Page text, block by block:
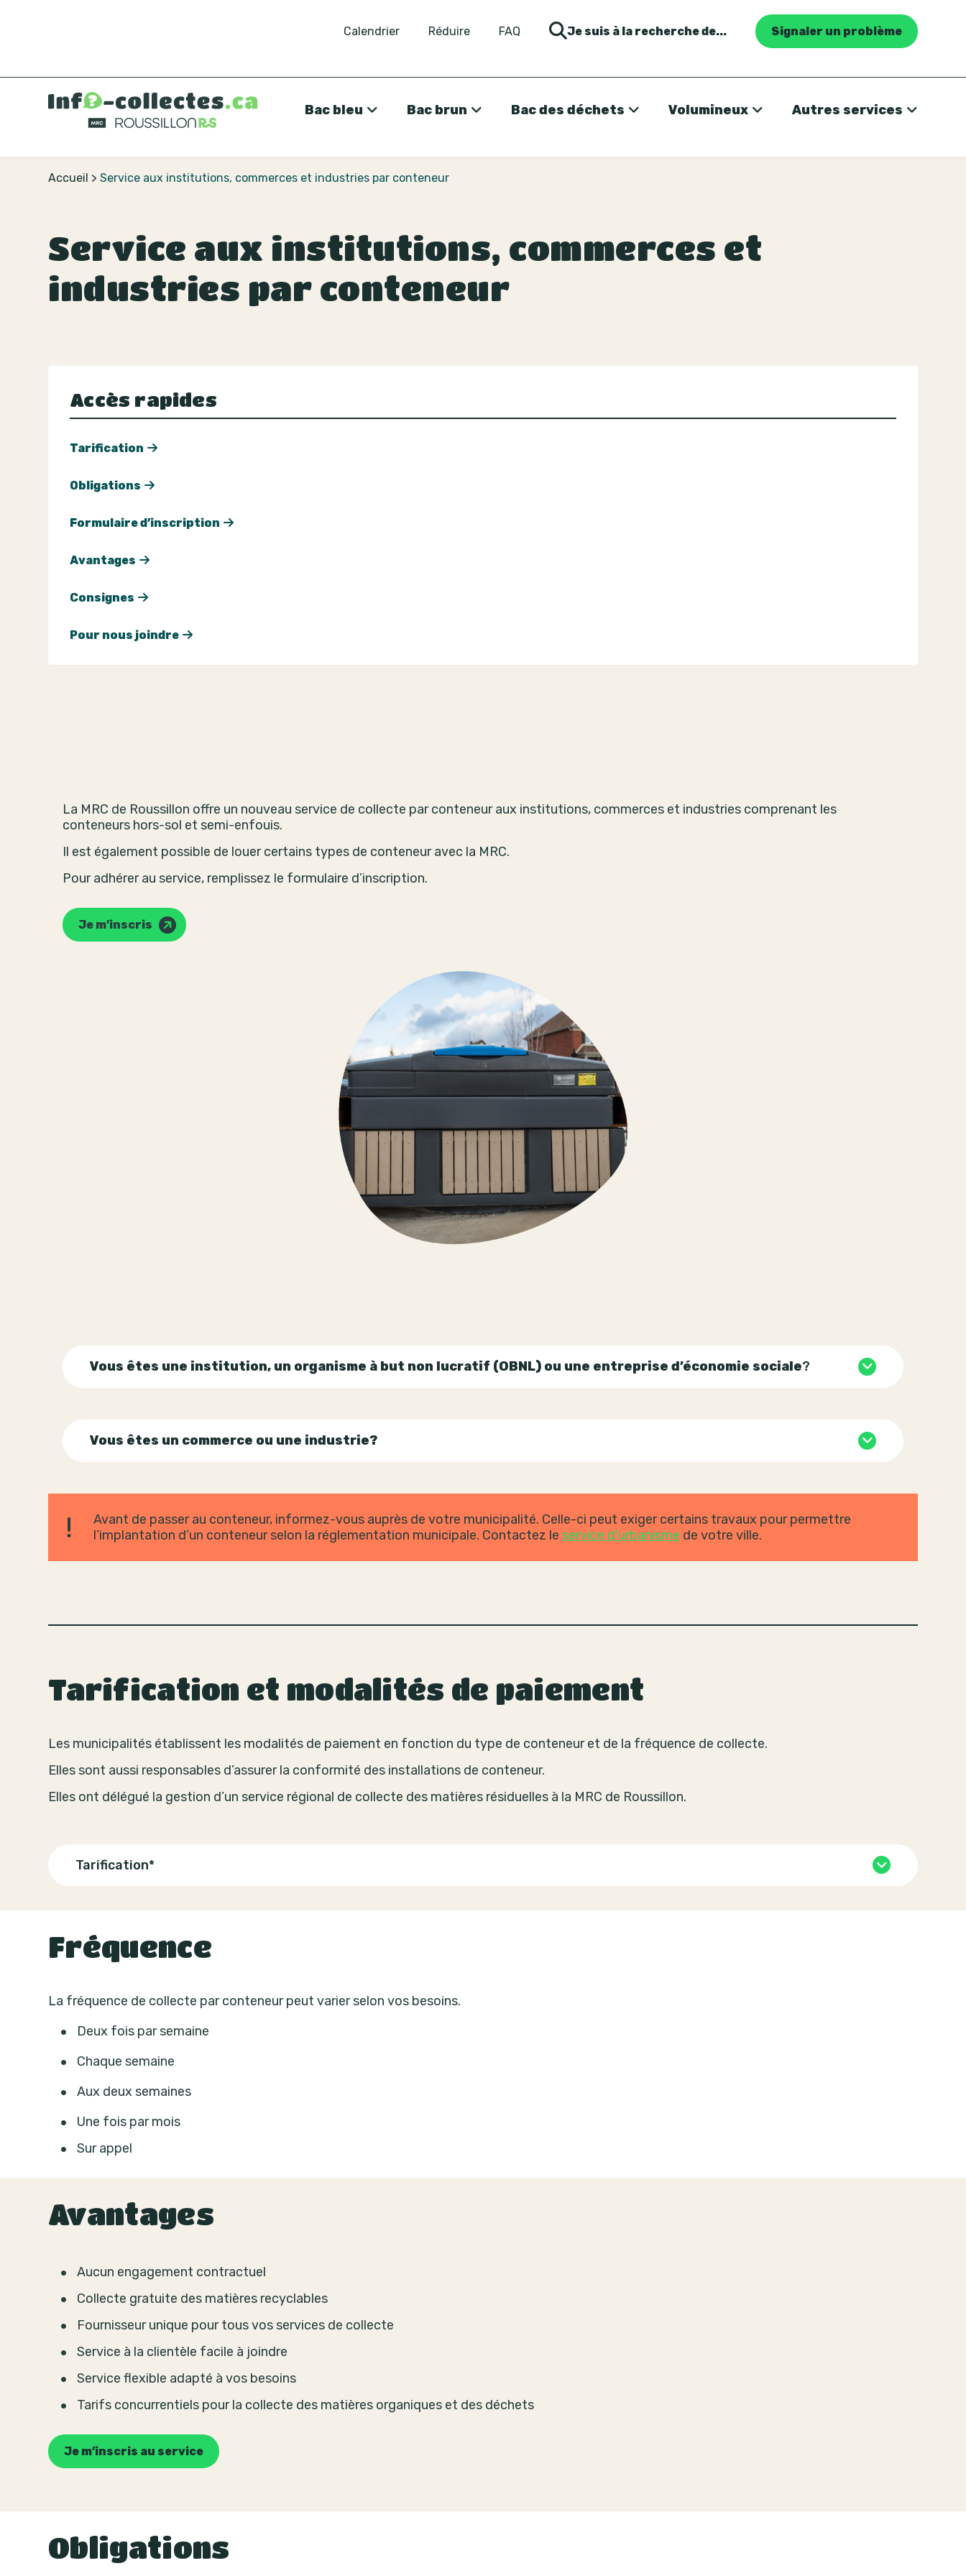
Calendrier Réduire FAQ Je suis à la recherche de... Signaler un problème
Bac bleu Bac brun Bac des déchets Volumineux Autres services
Accueil >Service aux institutions, commerces et industries par conteneur
Service aux institutions, commerces et
industries par conteneur
Accès rapides
Tarification
Obligations
Formulaire d’inscription
Avantages
Consignes
Pour nous joindre
La MRC de Roussillon offre un nouveau service de collecte par conteneur aux institutions, commerces et industries comprenant les
conteneurs hors-sol et semi-enfouis.
Il est également possible de louer certains types de conteneur avec la MRC.
Pour adhérer au service, remplissez le formulaire d’inscription.
Je m’inscris
Vous êtes une institution, un organisme à but non lucratif (OBNL) ou une entreprise d’économie sociale?
Vous êtes un commerce ou une industrie?
Avant de passer au conteneur, informez-vous auprès de votre municipalité. Celle-ci peut exiger certains travaux pour permettre
l’implantation d’un conteneur selon la réglementation municipale. Contactez leservice d’urbanisme de votre ville.
Tarification et modalités de paiement
Les municipalités établissent les modalités de paiement en fonction du type de conteneur et de la fréquence de collecte.
Elles sont aussi responsables d’assurer la conformité des installations de conteneur.
Elles ont délégué la gestion d’un service régional de collecte des matières résiduelles à la MRC de Roussillon.
Tarification*
Fréquence
La fréquence de collecte par conteneur peut varier selon vos besoins.
Deux fois par semaine
Chaque semaine
Aux deux semaines
Une fois par mois
Sur appel
Avantages
Aucun engagement contractuel
Collecte gratuite des matières recyclables
Fournisseur unique pour tous vos services de collecte
Service à la clientèle facile à joindre
Service flexible adapté à vos besoins
Tarifs concurrentiels pour la collecte des matières organiques et des déchets
Je m’inscris au service
Obligations